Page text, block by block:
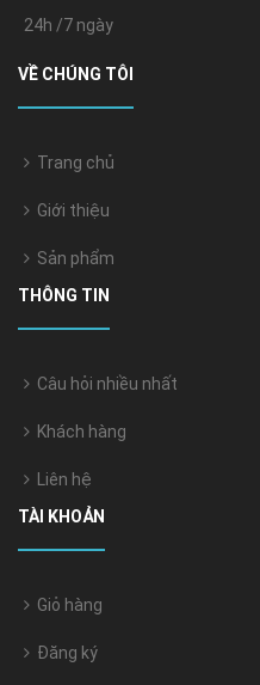
24h /7 ngày
VỀ CHÚNG TÔI
Trang chủ
Giới thiệu
Sản phẩm
THÔNG TIN
Câu hỏi nhiều nhất
Khách hàng
Liên hệ
TÀI KHOẢN
Giỏ hàng
Đăng ký